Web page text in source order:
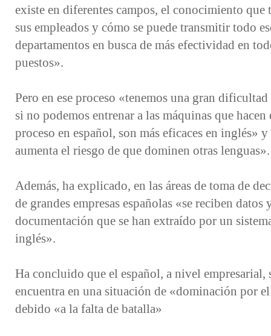
existe en diferentes campos, el conocimiento que
sus empleados y cómo se puede transmitir todo
departamentos en busca de más efectividad en
puestos».
Pero en ese proceso «tenemos una gran
si no podemos entrenar a las máquinas que hacen
proceso en español, son más eficaces en inglés» y
aumenta el riesgo de que dominen otras lenguas».
Además, ha explicado, en las áreas de toma de
de grandes empresas españolas «se reciben datos
documentación que se han extraído por un
inglés».
Ha concluido que el español, a nivel empresarial,
encuentra en una situación de «dominación por
debido «a la falta de batalla»